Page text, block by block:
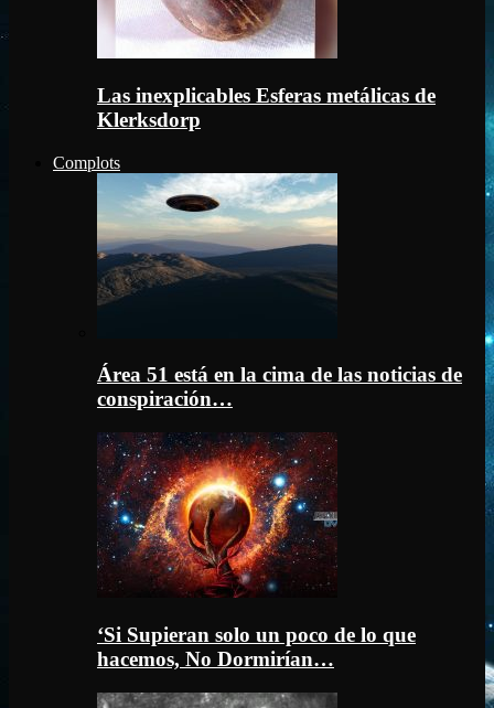
Las inexplicables Esferas metálicas de
Klerksdorp
Complots
Área 51 está en la cima de las noticias de
conspiración…
‘Si Supieran solo un poco de lo que
hacemos, No Dormirían…